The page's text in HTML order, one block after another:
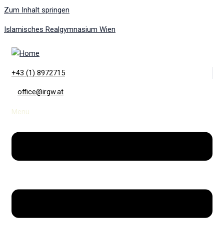
Zum Inhalt springen
Islamisches Realgymnasium Wien
+43 (1) 8972715
office@irgw.at
Menü